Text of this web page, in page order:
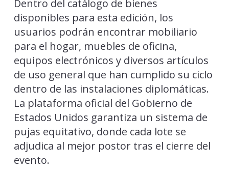
Dentro del catálogo de bienes
disponibles para esta edición, los
usuarios podrán encontrar mobiliario
para el hogar, muebles de oficina,
equipos electrónicos y diversos artículos
de uso general que han cumplido su ciclo
dentro de las instalaciones diplomáticas.
La plataforma oficial del Gobierno de
Estados Unidos garantiza un sistema de
pujas equitativo, donde cada lote se
adjudica al mejor postor tras el cierre del
evento.